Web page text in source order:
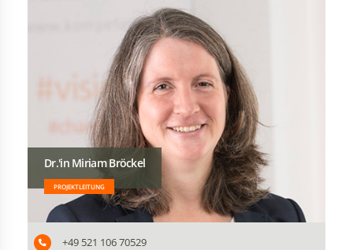
Dr.'in Miriam Bröckel
PROJEKTLEITUNG
+49 521 106 70529